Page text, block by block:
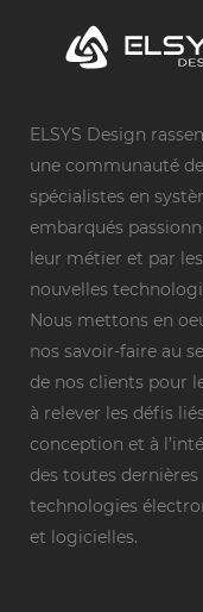
ELSYS Design
une communauté de
spécialistes en
embarqués
leur métier et par les
nouvelles
Nous mettons en
nos savoir-faire au
de nos clients pour
à relever les défis
conception et à
des toutes dernières
technologies
et logicielles.